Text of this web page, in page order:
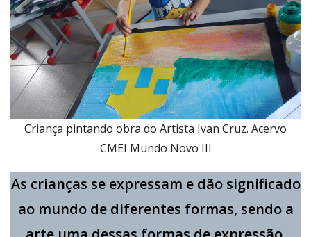
Criança pintando obra do Artista Ivan Cruz. Acervo
CMEI Mundo Novo III
As crianças se expressam e dão significado
ao mundo de diferentes formas, sendo a